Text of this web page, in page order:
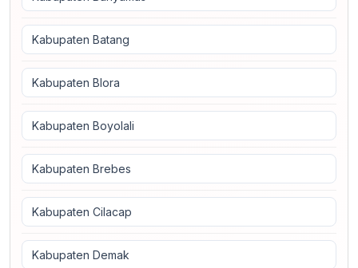
Kabupaten Batang
Kabupaten Blora
Kabupaten Boyolali
Kabupaten Brebes
Kabupaten Cilacap
Kabupaten Demak